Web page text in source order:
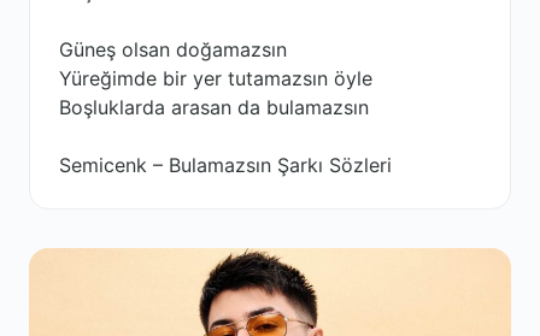
Güneş olsan doğamazsın
Yüreğimde bir yer tutamazsın öyle
Boşluklarda arasan da bulamazsın
Semicenk – Bulamazsın Şarkı Sözleri